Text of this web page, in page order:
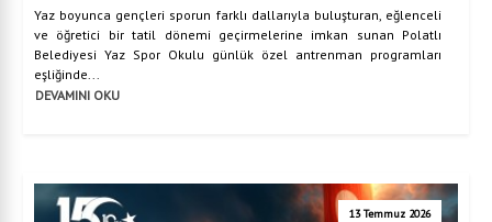
Yaz boyunca gençleri sporun farklı dallarıyla buluşturan, eğlenceli
ve öğretici bir tatil dönemi geçirmelerine imkan sunan Polatlı
Belediyesi Yaz Spor Okulu günlük özel antrenman programları
eşliğinde...
DEVAMINI OKU
13 Temmuz 2026